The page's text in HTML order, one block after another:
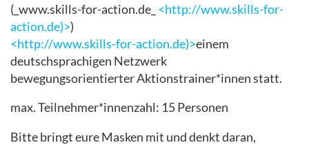
(_www.skills-for-action.de_ <http://www.skills-for-
action.de)>)
<http://www.skills-for-action.de)>einem
deutschsprachigen Netzwerk
bewegungsorientierter Aktionstrainer*innen statt.
max. Teilnehmer*innenzahl: 15 Personen
Bitte bringt eure Masken mit und denkt daran,